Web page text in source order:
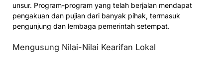
unsur. Program-program yang telah berjalan mendapat
pengakuan dan pujian dari banyak pihak, termasuk
pengunjung dan lembaga pemerintah setempat.
Mengusung Nilai-Nilai Kearifan Lokal